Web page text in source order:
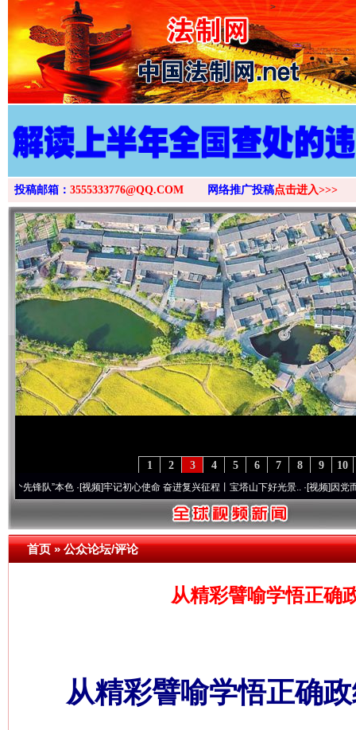
>
投稿邮箱： 3555333776@QQ.COM 网络推广投稿点击进入>>>
10
9
8
7
6
5
4
3
2
1
”本色·[视频]牢记初心使命 奋进复兴征程丨宝塔山下好光景..·[视频]因党而生 为党
首页»公众论坛/评论
从精彩譬喻学悟正确
从精彩譬喻学悟正确